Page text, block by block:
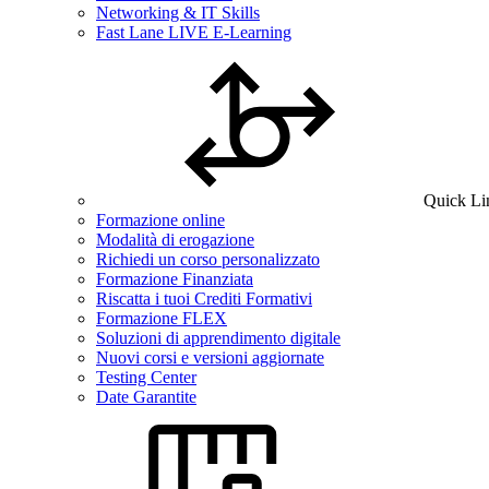
Networking & IT Skills
Fast Lane LIVE E-Learning
Quick
Formazione online
Modalità di erogazione
Richiedi un corso personalizzato
Formazione Finanziata
Riscatta i tuoi Crediti Formativi
Formazione FLEX
Soluzioni di apprendimento digitale
Nuovi corsi e versioni aggiornate
Testing Center
Date Garantite